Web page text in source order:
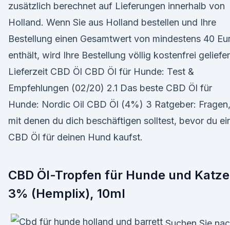
zusätzlich berechnet auf Lieferungen innerhalb von
Holland. Wenn Sie aus Holland bestellen und Ihre
Bestellung einen Gesamtwert von mindestens 40
enthält, wird Ihre Bestellung völlig kostenfrei
Lieferzeit CBD Öl CBD Öl für Hunde: Test &
Empfehlungen (02/20) 2.1 Das beste CBD Öl für
Hunde: Nordic Oil CBD Öl (4%) 3 Ratgeber: Fragen,
mit denen du dich beschäftigen solltest, bevor du
CBD Öl für deinen Hund kaufst.
CBD Öl-Tropfen für Hunde und
3% (Hemplix), 10ml